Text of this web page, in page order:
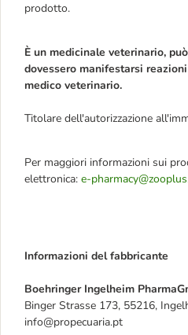
prodotto.
È un medicinale veterinario,
dovessero manifestarsi
medico veterinario.
Titolare dell'autorizzazione
Per maggiori informazioni sui
elettronica: e-
Informazioni del fabbricante
Boehringer Ingelheim
Binger Strasse 173, 55216,
info@propecuaria.pt